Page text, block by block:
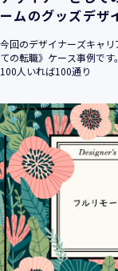
ームのグッズデザ
今回のデザイナーズキャ
ての転職》ケース事例です
100人いれば100通り